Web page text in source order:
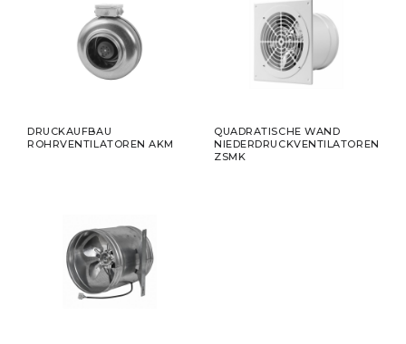
DRUCKAUFBAU
ROHRVENTILATOREN AKM
QUADRATISCHE WAND
NIEDERDRUCKVENTILATOREN
ZSMK